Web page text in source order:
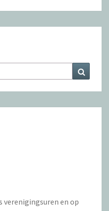
verenigingsuren en op